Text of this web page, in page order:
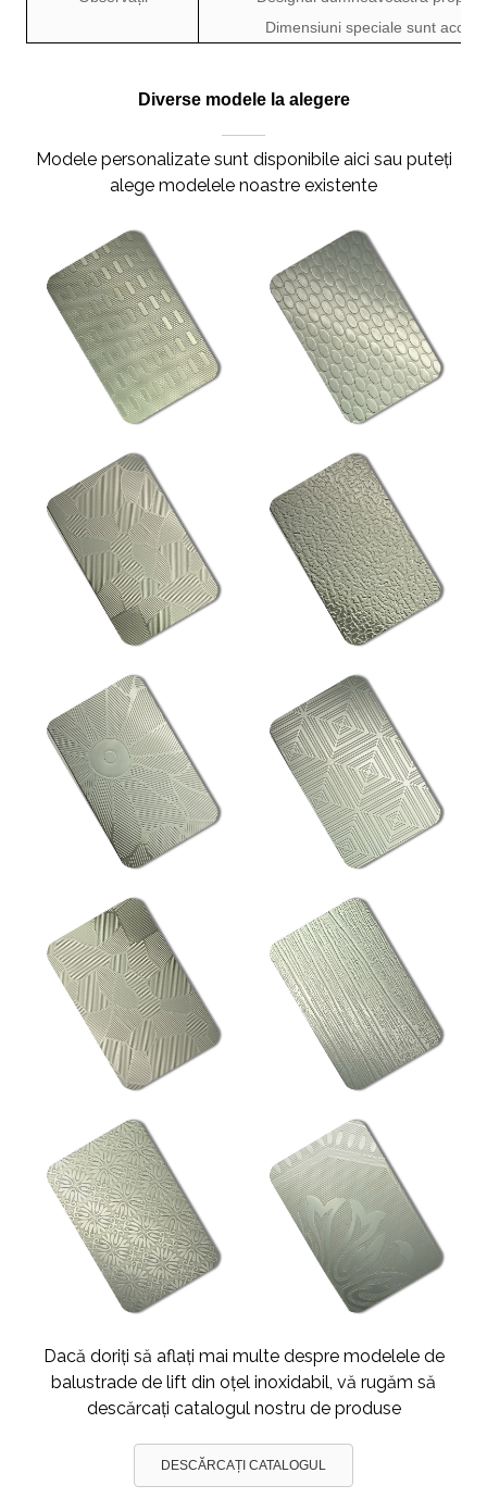
Dimensiuni speciale sunt
Diverse modele la alegere
Modele personalizate sunt disponibile aici sau puteți
alege modelele noastre existente
Dacă doriți să aflați mai multe despre modelele de
balustrade de lift din oțel inoxidabil, vă rugăm să
descărcați catalogul nostru de produse
DESCĂRCAȚI CATALOGUL